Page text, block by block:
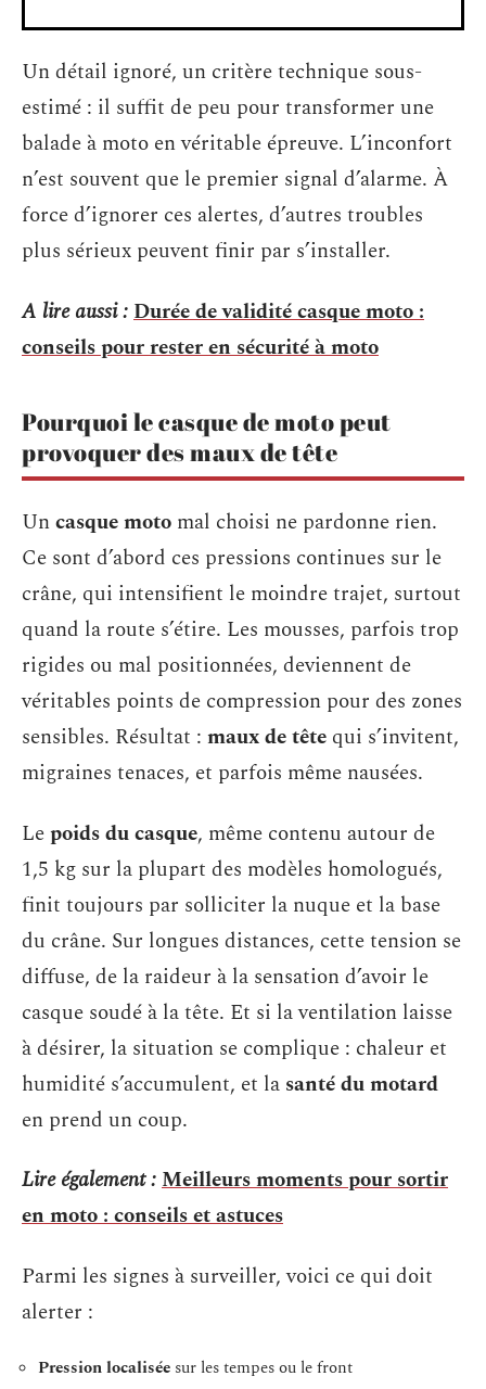
Un détail ignoré, un critère technique sous-
estimé : il suffit de peu pour transformer une
balade à moto en véritable épreuve. L’inconfort
n’est souvent que le premier signal d’alarme. À
force d’ignorer ces alertes, d’autres troubles
plus sérieux peuvent finir par s’installer.
A lire aussi :Durée de validité casque moto :
conseils pour rester en sécurité à moto
Pourquoi le casque de moto peut
provoquer des maux de tête
Uncasque moto mal choisi ne pardonne rien.
Ce sont d’abord ces pressions continues sur le
crâne, qui intensifient le moindre trajet, surtout
quand la route s’étire. Les mousses, parfois trop
rigides ou mal positionnées, deviennent de
véritables points de compression pour des zones
sensibles. Résultat : maux de tête qui s’invitent,
migraines tenaces, et parfois même nausées.
Lepoids du casque, même contenu autour de
1,5 kg sur la plupart des modèles homologués,
finit toujours par solliciter la nuque et la base
du crâne. Sur longues distances, cette tension se
diffuse, de la raideur à la sensation d’avoir le
casque soudé à la tête. Et si la ventilation laisse
à désirer, la situation se complique : chaleur et
humidité s’accumulent, et la santé du motard
en prend un coup.
Lire également :Meilleurs moments pour sortir
en moto : conseils et astuces
Parmi les signes à surveiller, voici ce qui doit
alerter :
Pression localisée sur les tempes ou le front